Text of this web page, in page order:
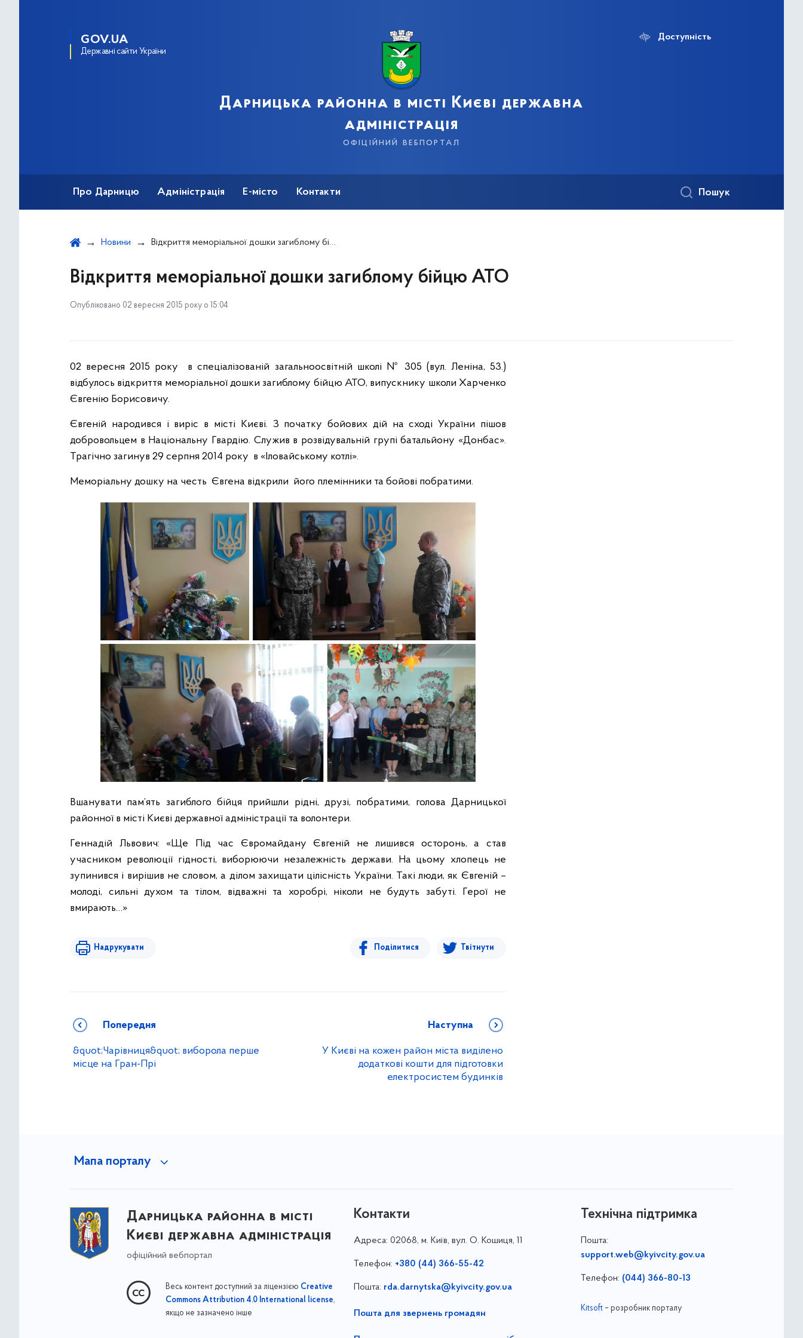
GOV.UA
Державні сайти України
Дарницька районна в місті Києві державна
адміністрація
офіційний вебпортал
Доступність
Про Дарницю Адміністрація Е-місто Контакти Пошук
Новини Відкриття меморіальної дошки загиблому бійцю АТО
Відкриття меморіальної дошки загиблому бійцю АТО
Опубліковано 02 вересня 2015 року о 15:04
02 вересня 2015 року в спеціалізованій загальноосвітній школі № 305 (вул. Леніна, 53.)
відбулось відкриття меморіальної дошки загиблому бійцю АТО, випускнику школи Харченко
Євгенію Борисовичу.
Євгеній народився і виріс в місті Києві. З початку бойових дій на сході України пішов
добровольцем в Національну Гвардію. Служив в розвідувальній групі батальйону «Донбас».
Трагічно загинув 29 серпня 2014 року в «Іловайському котлі».
Меморіальну дошку на честь Євгена відкрили його племінники та бойові побратими.
Вшанувати пам’ять загиблого бійця прийшли рідні, друзі, побратими, голова Дарницької
районної в місті Києві державної адміністрації та волонтери.
Геннадій Львович: «Ще Під час Євромайдану Євгеній не лишився осторонь, а став
учасником революції гідності, виборюючи незалежність держави. На цьому хлопець не
зупинився і вирішив не словом, а ділом захищати цілісність України. Такі люди, як Євгеній –
молоді, сильні духом та тілом, відважні та хоробрі, ніколи не будуть забуті. Герої не
вмирають…»
Надрукувати Поділитися Твітнути
Попередня
&quot;Чарівниця&quot; виборола перше
місце на Гран-Прі
Наступна
У Києві на кожен район міста виділено
додаткові кошти для підготовки
електросистем будинків
Мапа порталу
Дарницька районна в місті
Києві державна адміністрація
офіційний вебпортал
Весь контент доступний за ліцензією Creative
Commons Attribution 4.0 International license,
якщо не зазначено інше
Контакти
Адреса: 02068, м. Київ, вул. О. Кошиця, 11
Телефон: +380 (44) 366-55-42
Пошта: rda.darnytska@kyivcity.gov.ua
Пошта для звернень громадян
Технічна підтримка
Пошта:
support.web@kyivcity.gov.ua
Телефон: (044) 366-80-13
Kitsoft– розробник порталу